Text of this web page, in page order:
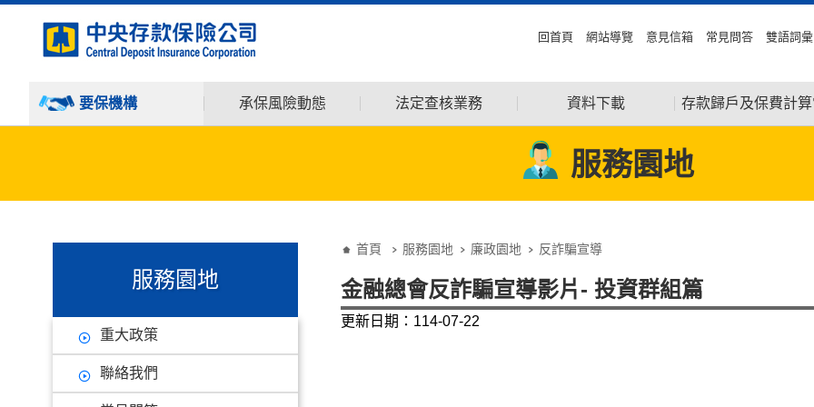
回首頁 網站導覽 意見信箱 常見問答 雙語詞彙
要保機構 承保風險動態 法定查核業務 資料下載 存款歸戶及保費計
服務園地
服務園地
重大政策
聯絡我們
首頁 服務園地 廉政園地 反詐騙宣導
金融總會反詐騙宣導影片- 投資群組篇
更新日期：114-07-22